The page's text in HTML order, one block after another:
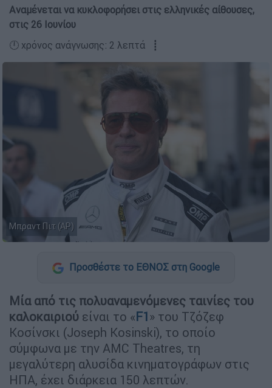
Αναμένεται να κυκλοφορήσει στις ελληνικές αίθουσες,
στις 26 Ιουνίου
🕛 χρόνος ανάγνωσης: 2 λεπτά ┋
Μπραντ Πιτ (AP)
Προσθέστε το ΕΘΝΟΣ στη Google
Μία από τις πολυαναμενόμενες ταινίες του
καλοκαιριού είναι το «F1» του Τζόζεφ
Κοσίνσκι (Joseph Kosinski), το οποίο
σύμφωνα με την AMC Theatres, τη
μεγαλύτερη αλυσίδα κινηματογράφων στις
ΗΠΑ, έχει διάρκεια 150 λεπτών.